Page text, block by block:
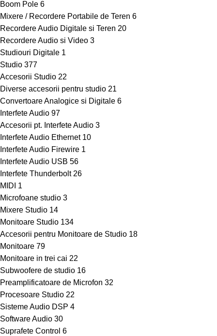
Boom Pole 6
Mixere / Recordere Portabile de Teren 6
Recordere Audio Digitale si Teren 20
Recordere Audio si Video 3
Studiouri Digitale 1
Studio 377
Accesorii Studio 22
Diverse accesorii pentru studio 21
Convertoare Analogice si Digitale 6
Interfete Audio 97
Accesorii pt. Interfete Audio 3
Interfete Audio Ethernet 10
Interfete Audio Firewire 1
Interfete Audio USB 56
Interfete Thunderbolt 26
MIDI 1
Microfoane studio 3
Mixere Studio 14
Monitoare Studio 134
Accesorii pentru Monitoare de Studio 18
Monitoare 79
Monitoare in trei cai 22
Subwoofere de studio 16
Preamplificatoare de Microfon 32
Procesoare Studio 22
Sisteme Audio DSP 4
Software Audio 30
Suprafete Control 6